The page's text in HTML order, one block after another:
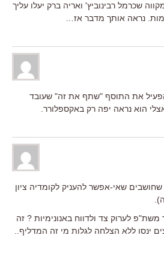
שכרמל רבינוביץ' ואריה ברק יעלו עליך
נראה אותך מדבר אז…
את התוסף "שתף את זה" שעובד
הוא נראה יפה רק באקספלורר.
שאי-אפשר להעניק לקומדיה ציון
לערוק צד ולדווח באנונימיות ? זה
ינסו ללא הצלחה לגלות מי זה המדליף..